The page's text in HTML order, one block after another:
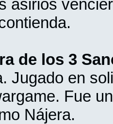
asirios
de los 3
Jugado en
Fue
Nájera.